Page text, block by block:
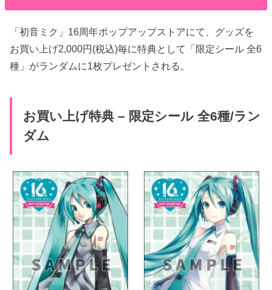
「初音ミク」16周年ポップアップストアにて、グッズを
お買い上げ2,000円(税込)毎に特典として「限定シール 全6
種」がランダムに1枚プレゼントされる。
お買い上げ特典 – 限定シール 全6種/ラン
ダム